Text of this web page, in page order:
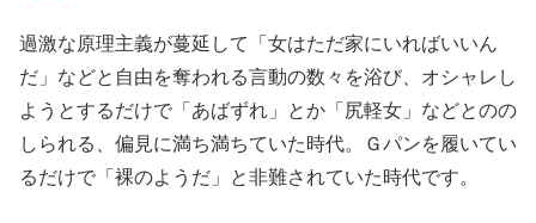
過激な原理主義が蔓延して「女はただ家にいればいいん
だ」などと自由を奪われる言動の数々を浴び、オシャレし
ようとするだけで「あばずれ」とか「尻軽女」などとのの
しられる、偏見に満ち満ちていた時代。Ｇパンを履いてい
るだけで「裸のようだ」と非難されていた時代です。